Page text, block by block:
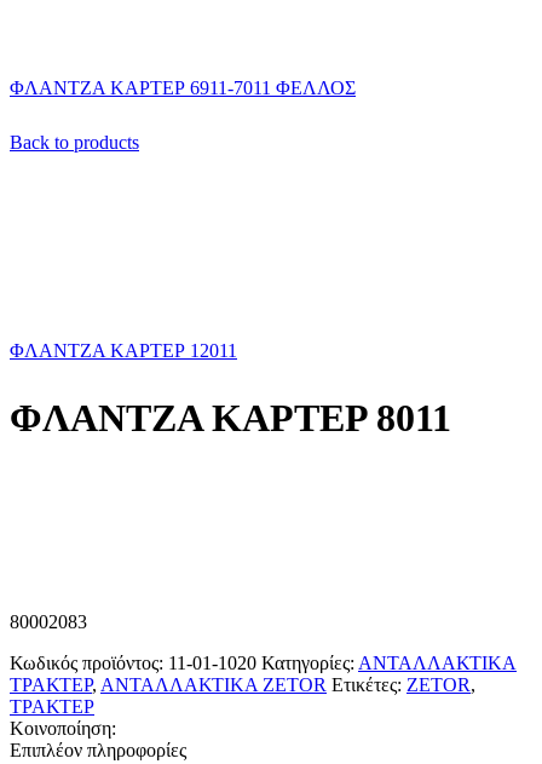
ΦΛΑΝΤΖΑ ΚΑΡΤΕΡ 6911-7011 ΦΕΛΛΟΣ
Back to products
ΦΛΑΝΤΖΑ ΚΑΡΤΕΡ 12011
ΦΛΑΝΤΖΑ ΚΑΡΤΕΡ 8011
80002083
Κωδικός προϊόντος: 11-01-1020 Κατηγορίες: ΑΝΤΑΛΛΑΚΤΙΚΑ
ΤΡΑΚΤΕΡ, ΑΝΤΑΛΛΑΚΤΙΚΑ ZETOR Ετικέτες: ZETOR,
ΤΡΑΚΤΕΡ
Κοινοποίηση:
Επιπλέον πληροφορίες